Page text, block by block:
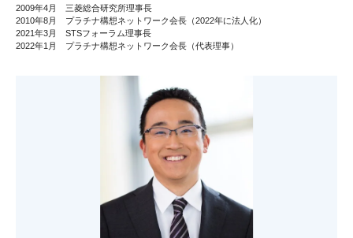
2009年4月 三菱総合研究所理事長
2010年8月 プラチナ構想ネットワーク会長（2022年に法人化）
2021年3月 STSフォーラム理事長
2022年1月 プラチナ構想ネットワーク会長（代表理事）